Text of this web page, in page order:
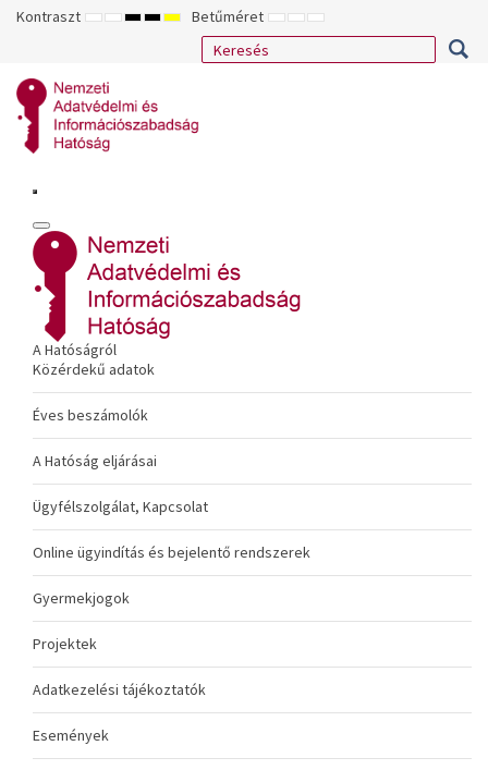
Kontraszt ALAPÉRTELMEZETT
ÉJSZAKAI
NAGY
KONTRASZTÚ
NAGY
KONTRASZTÚ
NAGY
KONTRASZTÚ
SÁRGA
FEKETE
Betűméret KISEBB
BETŰTÍPUS
ALAPÉRTELMEZETT
BETŰMÉRET
NAGYOBB
BETŰMÉRET
A Hatóságról
Közérdekű adatok
Éves beszámolók
A Hatóság eljárásai
Ügyfélszolgálat, Kapcsolat
Online ügyindítás és bejelentő rendszerek
Gyermekjogok
Projektek
Adatkezelési tájékoztatók
Események